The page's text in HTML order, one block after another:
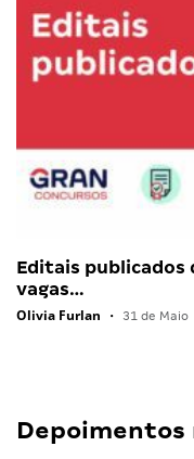
Editais publicados
vagas…
Olivia Furlan • 31 de Maio
Depoimentos